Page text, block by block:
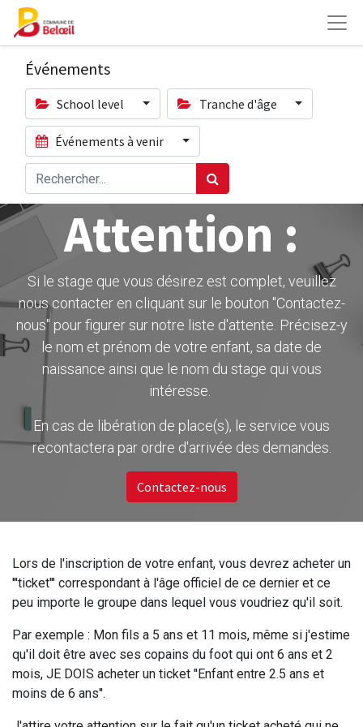
Événements
School level Tranche d'âge
Événements à venir
Attention :
Si le stage que vous désirez est complet, veuillez
nous contacter en cliquant sur le bouton ''Contactez-
nous" pour figurer sur notre liste d'attente. Précisez-y
le nom et prénom de votre enfant, sa date de
naissance ainsi que le nom du stage qui vous
intéresse.
En cas de libération de place(s), le service vous
recontactera par ordre d'arrivée des demandes.
Contactez-nous
Lors de l'inscription de votre enfant, vous devrez acheter un
'''ticket''' correspondant à l'âge officiel de ce dernier et ce
peu importe le groupe dans lequel vous voudriez qu'il soit.
Par exemple : Mon fils a 5 ans et 11 mois, même si j'estime
qu'il doit être avec ses copains du foot qui ont 6 ans et 2
mois, JE DOIS acheter un ticket ''Enfant entre 2.5 ans et
moins de 6 ans''.